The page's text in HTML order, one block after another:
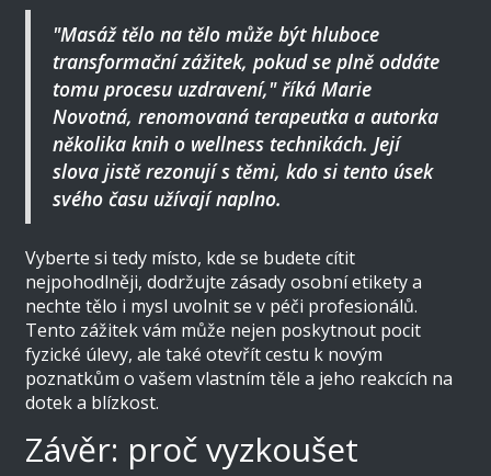
"Masáž tělo na tělo může být hluboce
transformační zážitek, pokud se plně oddáte
tomu procesu uzdravení," říká Marie
Novotná, renomovaná terapeutka a autorka
několika knih o wellness technikách. Její
slova jistě rezonují s těmi, kdo si tento úsek
svého času užívají naplno.
Vyberte si tedy místo, kde se budete cítit
nejpohodlněji, dodržujte zásady osobní etikety a
nechte tělo i mysl uvolnit se v péči profesionálů.
Tento zážitek vám může nejen poskytnout pocit
fyzické úlevy, ale také otevřít cestu k novým
poznatkům o vašem vlastním těle a jeho reakcích na
dotek a blízkost.
Závěr: proč vyzkoušet